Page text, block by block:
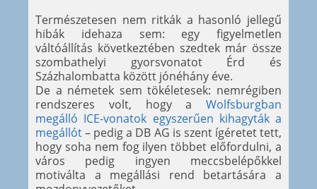
Természetesen nem ritkák a hasonló jellegű
hibák idehaza sem: egy figyelmetlen
váltóállítás következtében szedtek már össze
szombathelyi gyorsvonatot Érd és
Százhalombatta között jónéhány éve.
De a németek sem tökéletesek: nemrégiben
rendszeres volt, hogy a Wolfsburgban
megálló ICE-vonatok egyszerűen kihagyták a
megállót– pedig a DB AG is szent ígéretet tett,
hogy soha nem fog ilyen többet előfordulni, a
város pedig ingyen meccsbelépőkkel
motiválta a megállási rend betartására a